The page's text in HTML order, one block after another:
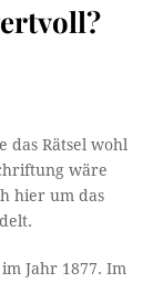
das Rätsel wohl
wäre
hier um das
Jahr 1877. Im